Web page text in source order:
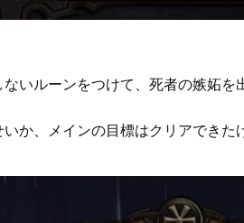
いルーンをつけて、死者の嫉妬を
か、メインの目標はクリアでき